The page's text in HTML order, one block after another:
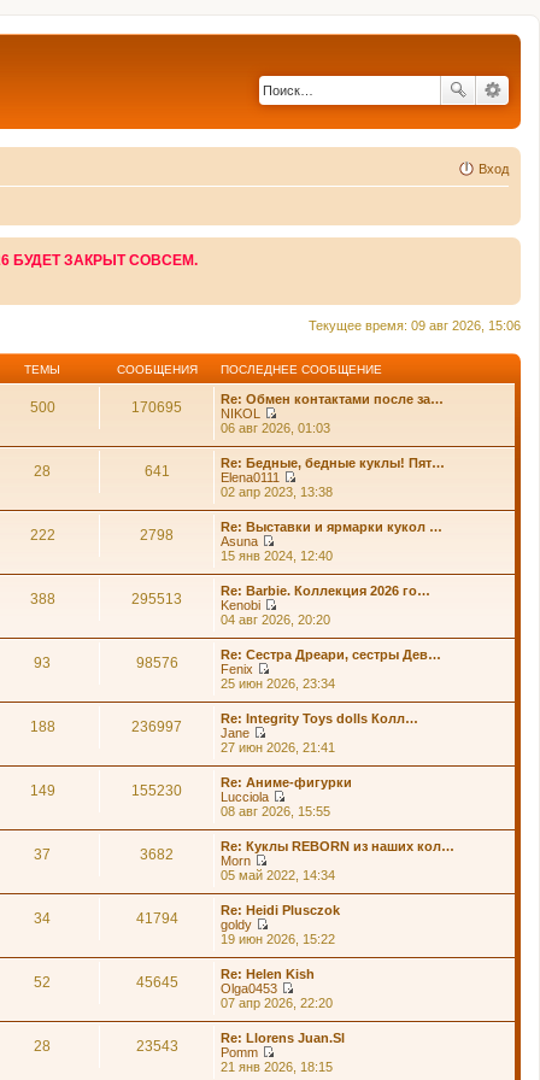
Вход
БУДЕТ ЗАКРЫТ СОВСЕМ.
Текущее время: 09 авг 2026, 15:06
ТЕМЫ СООБЩЕНИЯ ПОСЛЕДНЕЕ СООБЩЕНИЕ
500 170695
Re: Обмен контактами после за…
NIKOL
П
е
й
т
и
к
о
л
е
д
н
е
м
с
о
о
щ
и
ю
06 авг 2026, 01:03
28 641
Re: Бедные, бедные куклы! Пят…
Elena0111
П
е
т
и
к
о
л
е
д
н
е
м
с
о
о
б
щ
и
02 апр 2023, 13:38
222 2798
Re: Выставки и ярмарки кукол …
Asuna
П
е
й
т
и
к
о
е
д
н
е
м
у
с
о
о
щ
и
15 янв 2024, 12:40
388 295513
Re: Barbie. Коллекция 2026 го…
Kenobi
П
е
т
и
к
о
е
д
н
е
м
с
о
о
щ
и
ю
04 авг 2026, 20:20
93 98576
Re: Сестра Дреари, сестры Дев…
Fenix
П
е
т
и
к
п
о
е
д
н
е
м
с
о
о
б
щ
и
ю
25 июн 2026, 23:34
188 236997
Re: Integrity Toys dolls Колл…
Jane
П
е
й
т
и
к
о
л
е
д
н
е
м
у
с
о
о
б
щ
27 июн 2026, 21:41
149 155230
Re: Аниме-фигурки
Lucciola
П
е
е
т
и
к
о
л
е
д
н
е
м
с
08 авг 2026, 15:55
37 3682
Re: Куклы REBORN из наших кол…
Morn
П
е
т
и
к
п
о
е
д
н
05 май 2022, 14:34
34 41794
Re: Heidi Plusczok
goldy
П
е
й
т
и
к
п
о
19 июн 2026, 15:22
52 45645
Re: Helen Kish
Olga0453
П
е
е
т
07 апр 2026, 22:20
28 23543
Re: Llorens Juan.Sl
Pomm
П
21 янв 2026, 18:15